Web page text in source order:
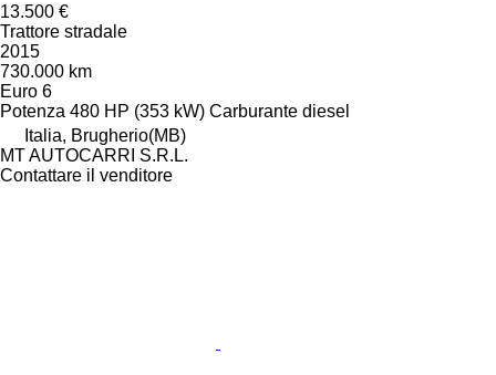
13.500 €
Trattore stradale
2015
730.000 km
Euro 6
Potenza 480 HP (353 kW) Carburante diesel
Italia, Brugherio(MB)
MT AUTOCARRI S.R.L.
Contattare il venditore